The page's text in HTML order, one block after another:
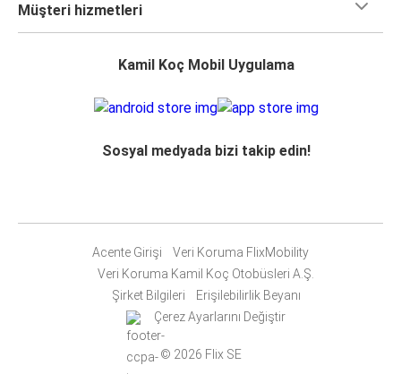
Müşteri hizmetleri
Kamil Koç Mobil Uygulama
Sosyal medyada bizi takip edin!
Acente Girişi
Veri Koruma FlixMobility
Veri Koruma Kamil Koç Otobüsleri A.Ş.
Şirket Bilgileri
Erişilebilirlik Beyanı
Çerez Ayarlarını Değiştir
© 2026 Flix SE